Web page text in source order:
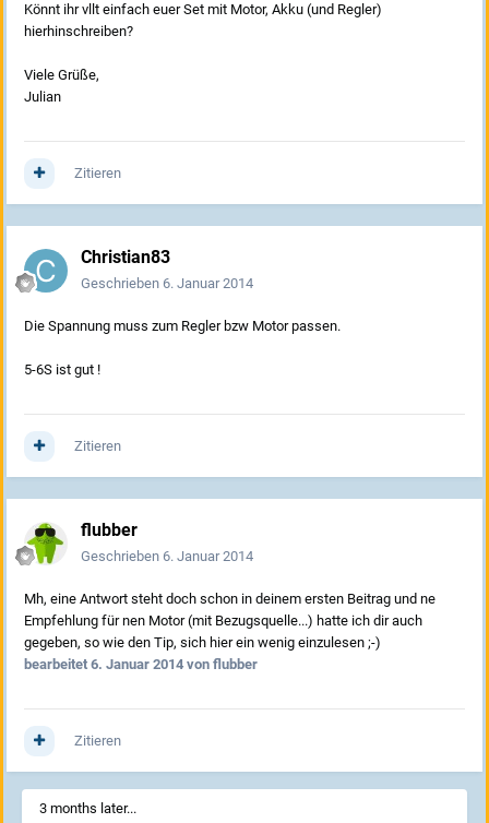
Könnt ihr vllt einfach euer Set mit Motor, Akku (und Regler)
hierhinschreiben?
Viele Grüße,
Julian
Zitieren
Christian83
Geschrieben 6. Januar 2014
Die Spannung muss zum Regler bzw Motor passen.
5-6S ist gut !
Zitieren
flubber
Geschrieben 6. Januar 2014
Mh, eine Antwort steht doch schon in deinem ersten Beitrag und ne
Empfehlung für nen Motor (mit Bezugsquelle...) hatte ich dir auch
gegeben, so wie den Tip, sich hier ein wenig einzulesen ;-)
bearbeitet 6. Januar 2014 von flubber
Zitieren
3 months later...